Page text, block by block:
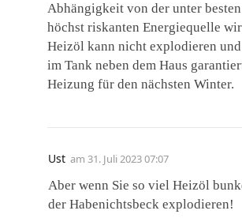
Abhängigkeit von der unter
höchst riskanten Energiequelle
Heizöl kann nicht explodieren
im Tank neben dem Haus
Heizung für den nächsten Winter.
Ust am 31. Juli 2023 07:07
Aber wenn Sie so viel Heizöl
der Habenichtsbeck explodieren!